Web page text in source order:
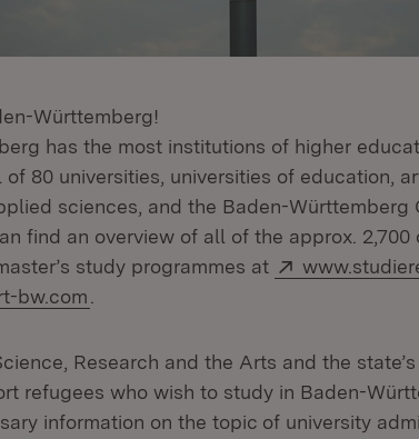
Württemberg!
has the most institutions of higher
80 universities, universities of education,
sciences, and the Baden-Württemberg
find an overview of all of the approx.
study programmes at
Extern:
bw.com
Research and the Arts and the
refugees who wish to study in Baden-
information on the topic of university